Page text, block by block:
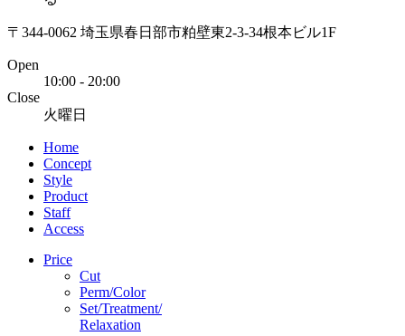
〒344-0062 埼玉県春日部市粕壁東2-3-34根本ビル1F
Open
10:00 - 20:00
Close
火曜日
Home
Concept
Style
Product
Staff
Access
Price
Cut
Perm/Color
Set/Treatment/
Relaxation